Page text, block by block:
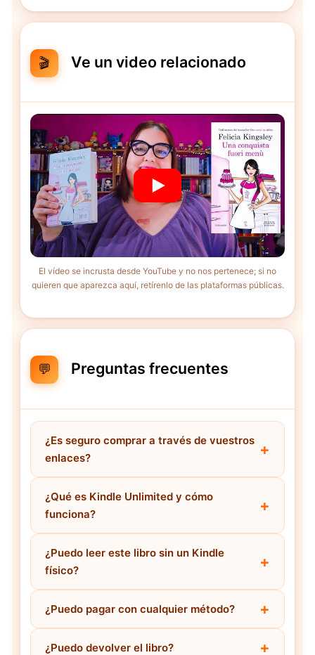
🎬 Ve un video relacionado
El vídeo se incrusta desde YouTube y no nos pertenece; si no
quieren que aparezca aquí, retírenlo de las plataformas públicas.
💬 Preguntas frecuentes
¿Es seguro comprar a través de vuestros
enlaces?
¿Qué es Kindle Unlimited y cómo
funciona?
¿Puedo leer este libro sin un Kindle
físico?
¿Puedo pagar con cualquier método?
¿Puedo devolver el libro?